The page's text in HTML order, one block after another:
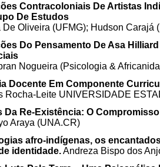
Contracoloniais De Artistas
De Estudos
Oliveira (UFMG); Hudson Carajá
Do Pensamento De Asa
Nogueira (Psicologia &
Docente Em Componente
Rocha-Leite UNIVERSIDADE
Da Re-Existência: O
Araya (UNA.CR)
afro-indígenas, os
identidade.Andreza Bispo dos